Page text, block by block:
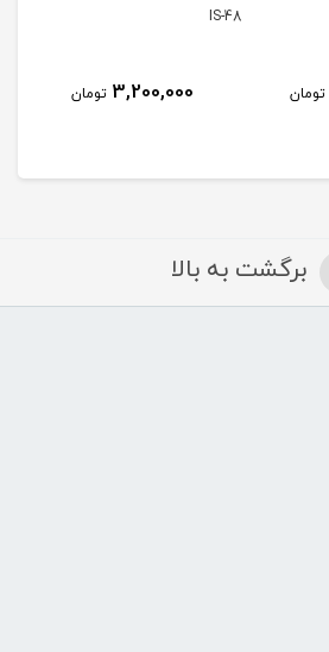
تومان
IS-48
3,200,000 تومان
برگشت به بالا